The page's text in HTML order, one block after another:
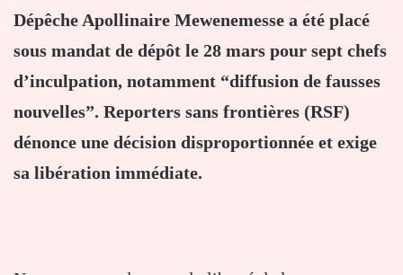
Dépêche Apollinaire Mewenemesse a été placé
sous mandat de dépôt le 28 mars pour sept chefs
d’inculpation, notamment “diffusion de fausses
nouvelles”. Reporters sans frontières (RSF)
dénonce une décision disproportionnée et exige
sa libération immédiate.